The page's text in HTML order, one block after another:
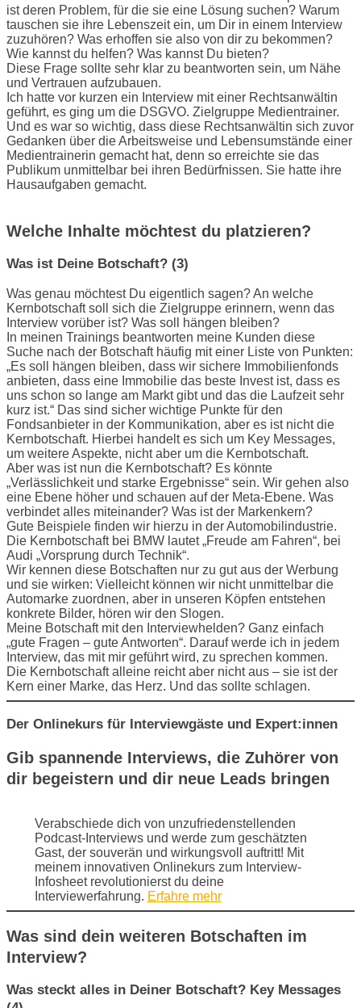
ist deren Problem, für die sie eine Lösung suchen? Warum
tauschen sie ihre Lebenszeit ein, um Dir in einem Interview
zuzuhören? Was erhoffen sie also von dir zu bekommen?
Wie kannst du helfen? Was kannst Du bieten?
Diese Frage sollte sehr klar zu beantworten sein, um Nähe
und Vertrauen aufzubauen.
Ich hatte vor kurzen ein Interview mit einer Rechtsanwältin
geführt, es ging um die DSGVO. Zielgruppe Medientrainer.
Und es war so wichtig, dass diese Rechtsanwältin sich zuvor
Gedanken über die Arbeitsweise und Lebensumstände einer
Medientrainerin gemacht hat, denn so erreichte sie das
Publikum unmittelbar bei ihren Bedürfnissen. Sie hatte ihre
Hausaufgaben gemacht.
Welche Inhalte möchtest du platzieren?
Was ist Deine Botschaft? (3)
Was genau möchtest Du eigentlich sagen? An welche
Kernbotschaft soll sich die Zielgruppe erinnern, wenn das
Interview vorüber ist? Was soll hängen bleiben?
In meinen Trainings beantworten meine Kunden diese
Suche nach der Botschaft häufig mit einer Liste von Punkten:
„Es soll hängen bleiben, dass wir sichere Immobilienfonds
anbieten, dass eine Immobilie das beste Invest ist, dass es
uns schon so lange am Markt gibt und das die Laufzeit sehr
kurz ist.“ Das sind sicher wichtige Punkte für den
Fondsanbieter in der Kommunikation, aber es ist nicht die
Kernbotschaft. Hierbei handelt es sich um Key Messages,
um weitere Aspekte, nicht aber um die Kernbotschaft.
Aber was ist nun die Kernbotschaft? Es könnte
„Verlässlichkeit und starke Ergebnisse“ sein. Wir gehen also
eine Ebene höher und schauen auf der Meta-Ebene. Was
verbindet alles miteinander? Was ist der Markenkern?
Gute Beispiele finden wir hierzu in der Automobilindustrie.
Die Kernbotschaft bei BMW lautet „Freude am Fahren“, bei
Audi „Vorsprung durch Technik“.
Wir kennen diese Botschaften nur zu gut aus der Werbung
und sie wirken: Vielleicht können wir nicht unmittelbar die
Automarke zuordnen, aber in unseren Köpfen entstehen
konkrete Bilder, hören wir den Slogen.
Meine Botschaft mit den Interviewhelden? Ganz einfach
„gute Fragen – gute Antworten“. Darauf werde ich in jedem
Interview, das mit mir geführt wird, zu sprechen kommen.
Die Kernbotschaft alleine reicht aber nicht aus – sie ist der
Kern einer Marke, das Herz. Und das sollte schlagen.
Der Onlinekurs für Interviewgäste und Expert:innen
Gib spannende Interviews, die Zuhörer von
dir begeistern und dir neue Leads bringen
Verabschiede dich von unzufriedenstellenden
Podcast-Interviews und werde zum geschätzten
Gast, der souverän und wirkungsvoll auftritt! Mit
meinem innovativen Onlinekurs zum Interview-
Infosheet revolutionierst du deine
Interviewerfahrung. Erfahre mehr
Was sind dein weiteren Botschaften im
Interview?
Was steckt alles in Deiner Botschaft? Key Messages